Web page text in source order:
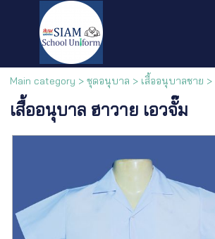
Main category > ชุดอนุบาล > เสื้ออนุบาลชาย >
เสื้ออนุบาล ฮาวาย เอวจั๊ม